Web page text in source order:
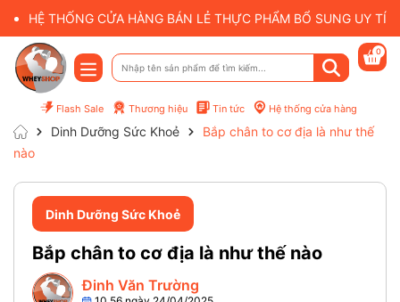
HỆ THỐNG CỬA HÀNG BÁN LẺ THỰC PHẨM BỔ SUNG UY
Flash Sale Thương hiệu Tin tức Hệ thống cửa hàng
0
Dinh Dưỡng Sức Khoẻ
Bắp chân to cơ địa là như thế
nào
Dinh Dưỡng Sức Khoẻ
Bắp chân to cơ địa là như thế nào
Đinh Văn Trường